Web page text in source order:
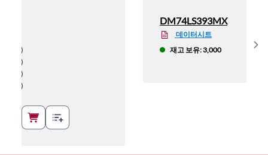
)
)
)
)
DM74LS393MX
데이터시트
재고 보유: 3,000